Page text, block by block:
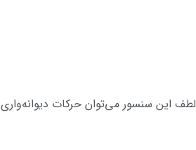
این سنسور می‌توان حرکات دیوانه‌واری